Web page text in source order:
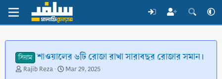
সিয়াম শাওয়ালের ৬টি রোজা রাখা সারাবছর রোজার সমান।
TRajib Reza
S
Mar 29, 2025